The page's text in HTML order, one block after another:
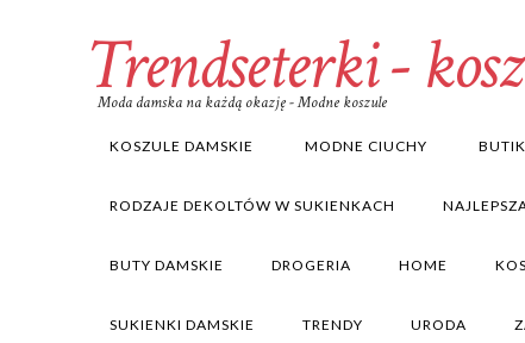
Trendseterki -
Moda damska na każdą okazję - Modne koszule
KOSZULE DAMSKIE MODNE CIUCHY
RODZAJE DEKOLTÓW W SUKIENKACH
BUTY DAMSKIE DROGERIA HOME
SUKIENKI DAMSKIE TRENDY URODA